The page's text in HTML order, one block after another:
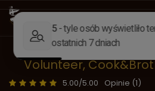
Strona główna
Kominki M8x1.25 (6
Volunteer,
5.00/5.00
Opinie (1)